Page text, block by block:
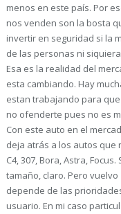
menos en este país. Por
nos venden son la bosta
invertir en seguridad si la
de las personas ni
Esa es la realidad del
esta cambiando. Hay
estan trabajando para
no ofenderte pues no es
Con este auto en el
deja atrás a los autos que
C4, 307, Bora, Astra,
tamaño, claro. Pero vuelvo
depende de las
usuario. En mi caso